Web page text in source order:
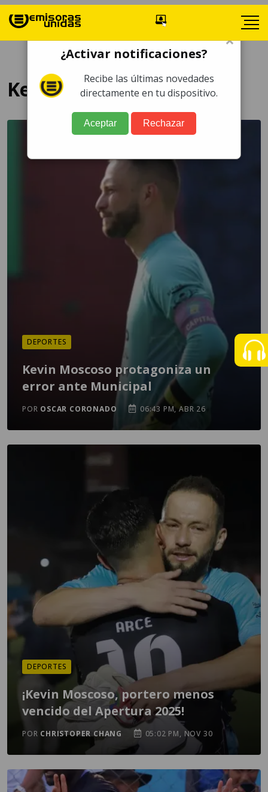
Kevin Moscoso
DEPORTES
Kevin Moscoso protagoniza un
error ante Municipal
POR OSCAR CORONADO 06:43 PM, ABR 26
DEPORTES
¡Kevin Moscoso, portero menos
vencido del Apertura 2025!
POR CHRISTOPER CHANG 05:02 PM, NOV 30
×
¿Activar notificaciones?
Recibe las últimas novedades
directamente en tu dispositivo.
Aceptar Rechazar